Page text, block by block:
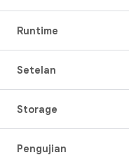
Runtime
Setelan
Storage
Pengujian